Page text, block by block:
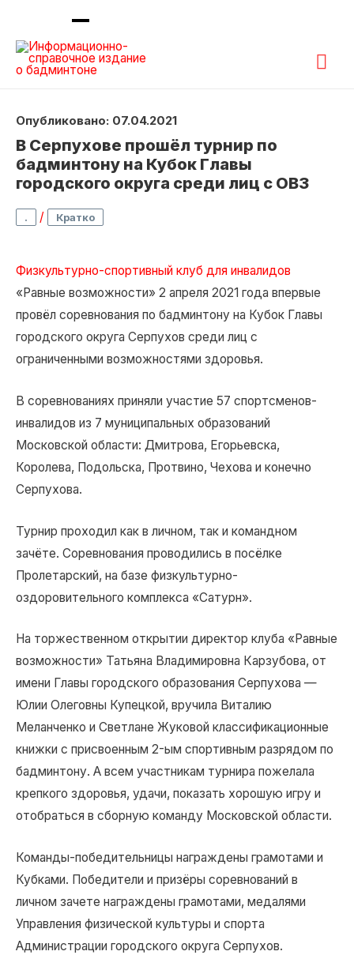
Опубликовано: 07.04.2021
В Серпухове прошёл турнир по
бадминтону на Кубок Главы
городского округа среди лиц с ОВЗ
. / Кратко
Физкультурно-спортивный клуб для инвалидов
«Равные возможности» 2 апреля 2021 года впервые
провёл соревнования по бадминтону на Кубок Главы
городского округа Серпухов среди лиц с
ограниченными возможностями здоровья.
В соревнованиях приняли участие 57 спортсменов-
инвалидов из 7 муниципальных образований
Московской области: Дмитрова, Егорьевска,
Королева, Подольска, Протвино, Чехова и конечно
Серпухова.
Турнир проходил как в личном, так и командном
зачёте. Соревнования проводились в посёлке
Пролетарский, на базе физкультурно-
оздоровительного комплекса «Сатурн».
На торжественном открытии директор клуба «Равные
возможности» Татьяна Владимировна Карзубова, от
имени Главы городского образования Серпухова —
Юлии Олеговны Купецкой, вручила Виталию
Меланченко и Светлане Жуковой классификационные
книжки с присвоенным 2-ым спортивным разрядом по
бадминтону. А всем участникам турнира пожелала
крепкого здоровья, удачи, показать хорошую игру и
отобраться в сборную команду Московской области.
Команды-победительницы награждены грамотами и
Кубками. Победители и призёры соревнований в
личном зачете награждены грамотами, медалями
Управления физической культуры и спорта
Администрации городского округа Серпухов.